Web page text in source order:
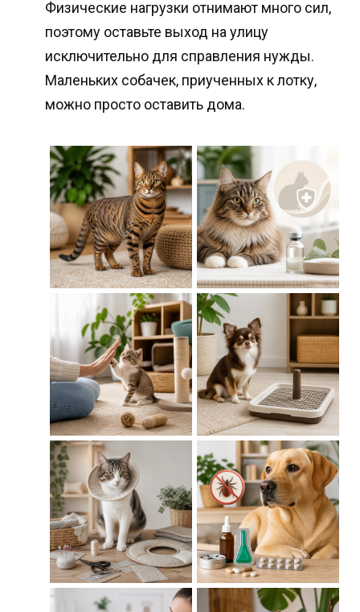
Физические нагрузки отнимают много сил,
поэтому оставьте выход на улицу
исключительно для справления нужды.
Маленьких собачек, приученных к лотку,
можно просто оставить дома.